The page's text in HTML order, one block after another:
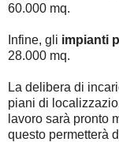
60.000 mq.
Infine, gli impianti
28.000 mq.
La delibera di
piani di
lavoro sarà pronto
questo permetterà